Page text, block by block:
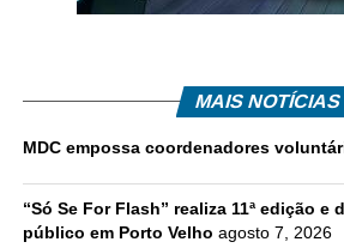
MAIS NOTÍCIAS
MDC empossa coordenadores
“Só Se For Flash” realiza 11ª edição e
público em Porto Velho agosto 7, 2026